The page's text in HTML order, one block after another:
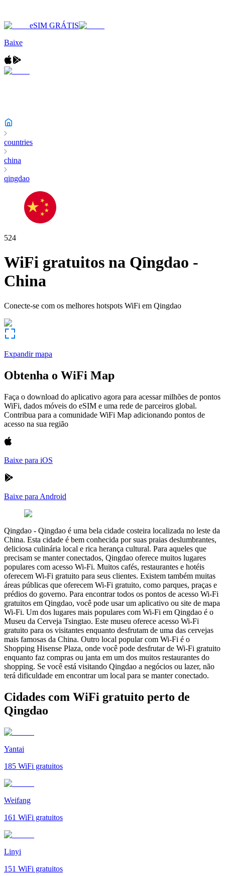
eSIM GRÁTIS
Baixe
countries
china
qingdao
524
WiFi gratuitos na Qingdao -
China
Conecte-se com os melhores hotspots WiFi em Qingdao
Expandir mapa
Obtenha o WiFi Map
Faça o download do aplicativo agora para acessar milhões de pontos
WiFi, dados móveis do eSIM e uma rede de parceiros global.
Contribua para a comunidade WiFi Map adicionando pontos de
acesso na sua região
Baixe para iOS
Baixe para Android
Qingdao - Qingdao é uma bela cidade costeira localizada no leste da
China. Esta cidade é bem conhecida por suas praias deslumbrantes,
deliciosa culinária local e rica herança cultural. Para aqueles que
precisam se manter conectados, Qingdao oferece muitos lugares
populares com acesso Wi-Fi. Muitos cafés, restaurantes e hotéis
oferecem Wi-Fi gratuito para seus clientes. Existem também muitas
áreas públicas que oferecem Wi-Fi gratuito, como parques, praças e
prédios do governo. Para encontrar todos os pontos de acesso Wi-Fi
gratuitos em Qingdao, você pode usar um aplicativo ou site de mapa
Wi-Fi. Um dos lugares mais populares com Wi-Fi em Qingdao é o
Museu da Cerveja Tsingtao. Este museu oferece acesso Wi-Fi
gratuito para os visitantes enquanto desfrutam de uma das cervejas
mais famosas da China. Outro local popular com Wi-Fi é o
Shopping Hisense Plaza, onde você pode desfrutar de Wi-Fi gratuito
enquanto faz compras ou janta em um dos muitos restaurantes do
shopping. Se você está visitando Qingdao a negócios ou lazer, não
terá dificuldade em encontrar um local para se manter conectado.
Cidades com WiFi gratuito perto de
Qingdao
Yantai
185 WiFi gratuitos
Weifang
161 WiFi gratuitos
Linyi
151 WiFi gratuitos